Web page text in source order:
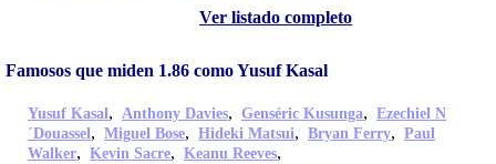
Ver listado completo
Famosos que miden 1.86 como Yusuf Kasal
Yusuf Kasal, Anthony Davies, Genséric Kusunga, Ezechiel N
´Douassel, Miguel Bose, Hideki Matsui, Bryan Ferry, Paul
Walker, Kevin Sacre, Keanu Reeves,